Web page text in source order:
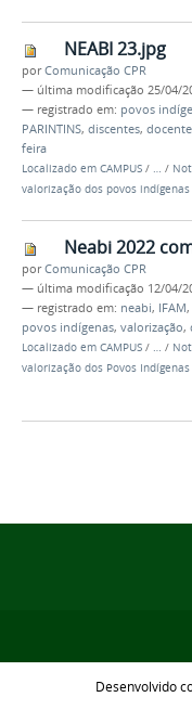
NEABI 23.jpg
porComunicação CPR
— última modificação 25/04/
— registrado em: povos
PARINTINS, discentes,
feira
Localizado em CAMPUS / … /
valorização dos povos indígenas
Neabi 2022
porComunicação CPR
— última modificação 12/04/
— registrado em: neabi, IFAM,
povos indígenas, valorização,
Localizado em CAMPUS / … /
valorização dos Povos
Desenvolvido